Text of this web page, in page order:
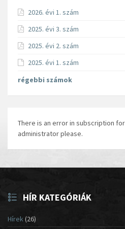
2026. évi 1. szám
2025. évi 3. szám
2025. évi 2. szám
2025. évi 1. szám
régebbi számok
There is an error in subscription
administrator please.
HÍR KATEGÓRIÁK
Hírek(26)